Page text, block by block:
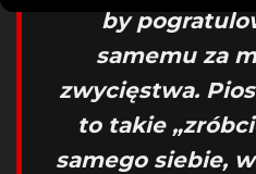
by
samemu za
zwycięstwa.
to takie
samego siebie,